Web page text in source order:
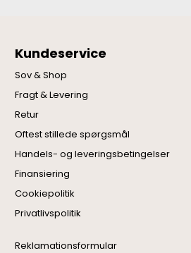
Kundeservice
Sov & Shop
Fragt & Levering
Retur
Oftest stillede spørgsmål
Handels- og leveringsbetingelser
Finansiering
Cookiepolitik
Privatlivspolitik
Reklamationsformular